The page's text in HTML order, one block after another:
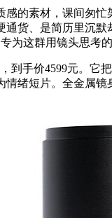
感的素材，课间匆
通货、是简历里沉
为这群用镜头思考
，到手价4599元。它
情绪短片。全金属